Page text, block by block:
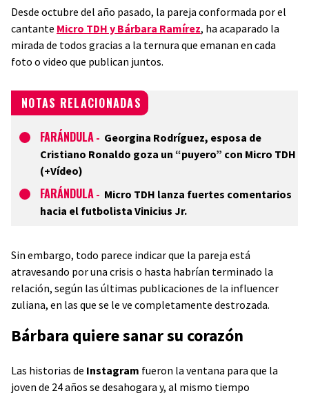
Desde octubre del año pasado, la pareja conformada por el
cantante Micro TDH y Bárbara Ramírez, ha acaparado la
mirada de todos gracias a la ternura que emanan en cada
foto o video que publican juntos.
NOTAS RELACIONADAS
FARÁNDULA - Georgina Rodríguez, esposa de
Cristiano Ronaldo goza un “puyero” con Micro TDH
(+Vídeo)
FARÁNDULA - Micro TDH lanza fuertes comentarios
hacia el futbolista Vinicius Jr.
Sin embargo, todo parece indicar que la pareja está
atravesando por una crisis o hasta habrían terminado la
relación, según las últimas publicaciones de la influencer
zuliana, en las que se le ve completamente destrozada.
Bárbara quiere sanar su corazón
Las historias de Instagram fueron la ventana para que la
joven de 24 años se desahogara y, al mismo tiempo